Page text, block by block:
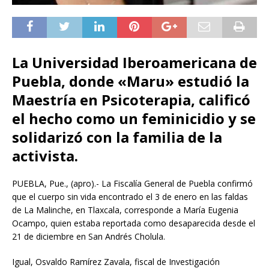
La Universidad Iberoamericana de
Puebla, donde «Maru» estudió la
Maestría en Psicoterapia, calificó
el hecho como un feminicidio y se
solidarizó con la familia de la
activista.
PUEBLA, Pue., (apro).- La Fiscalía General de Puebla confirmó
que el cuerpo sin vida encontrado el 3 de enero en las faldas
de La Malinche, en Tlaxcala, corresponde a María Eugenia
Ocampo, quien estaba reportada como desaparecida desde el
21 de diciembre en San Andrés Cholula.
Igual, Osvaldo Ramírez Zavala, fiscal de Investigación